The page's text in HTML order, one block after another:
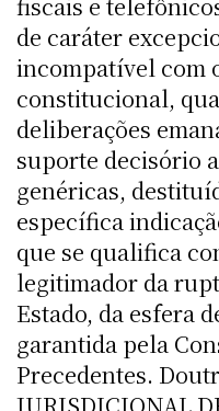
de caráter
incompatível com
constitucional,
deliberações
suporte decisório
genéricas,
específica
que se qualifica
legitimador da
Estado, da esfera
garantida pela
Precedentes.
JURISDICIONAL